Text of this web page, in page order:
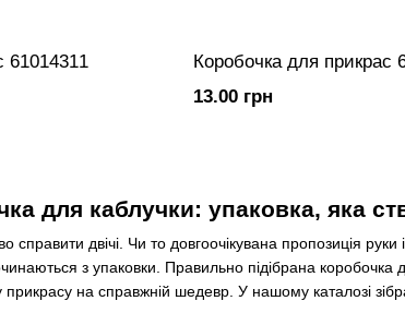
для каблучки: упаковка, яка
двічі. Чи то довгоочікувана пропозиція
з упаковки. Правильно підібрана коробочка
прикрасу на справжній шедевр. У нашому каталозі
61014311
Коробочка для прикрас
13.00 грн